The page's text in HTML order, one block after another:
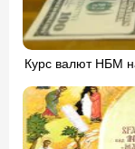
Курс валют НБМ